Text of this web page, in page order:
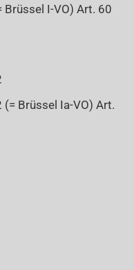
I-VO) Art. 60
Brüssel Ia-VO) Art.